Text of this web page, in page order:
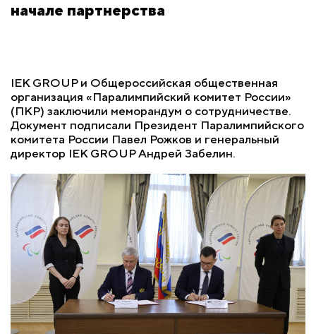
начале партнерства
IEK GROUP и Общероссийская общественная
организация «Паралимпийский комитет России»
(ПКР) заключили меморандум о сотрудничестве.
Документ подписали Президент Паралимпийского
комитета России Павел Рожков и генеральный
директор IEK GROUP Андрей Забелин.